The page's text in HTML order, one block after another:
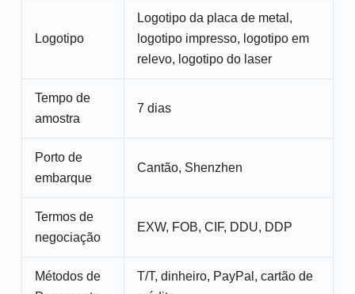
Logotipo
Logotipo da placa de metal,
logotipo impresso, logotipo em
relevo, logotipo do laser
Tempo de
amostra
7 dias
Porto de
embarque
Cantão, Shenzhen
Termos de
negociação
EXW, FOB, CIF, DDU, DDP
Métodos de
T/T, dinheiro, PayPal, cartão de